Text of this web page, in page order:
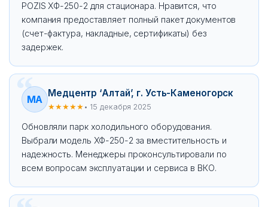
POZIS ХФ-250-2 для стационара. Нравится, что
компания предоставляет полный пакет документов
(счет-фактура, накладные, сертификаты) без
задержек.
МА
Медцентр ‘Алтай’, г. Усть-Каменогорск
★★★★★ • 15 декабря 2025
Обновляли парк холодильного оборудования.
Выбрали модель ХФ-250-2 за вместительность и
надежность. Менеджеры проконсультировали по
всем вопросам эксплуатации и сервиса в ВКО.